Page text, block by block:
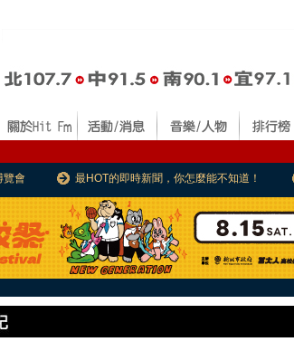
覽會 最HOT的即時新聞，你怎麼能不知道！